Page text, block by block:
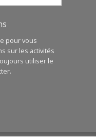
pour vous
sur les activités
utiliser le